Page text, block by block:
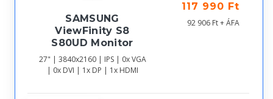
SAMSUNG
ViewFinity S8
S80UD Monitor
27" | 3840x2160 | IPS | 0x VGA
| 0x DVI | 1x DP | 1x HDMI
117 990 Ft
92 906 Ft + ÁFA